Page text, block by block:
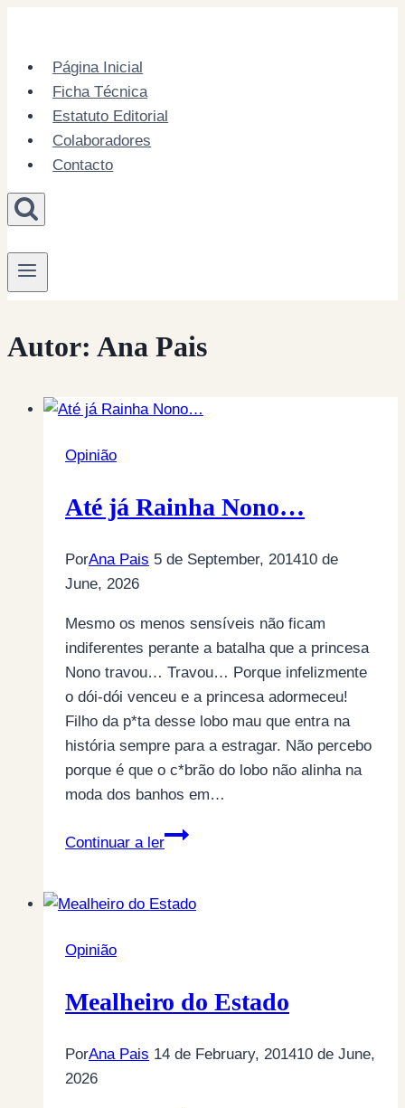
contentPágina Inicial
Ficha Técnica
Estatuto Editorial
Colaboradores
Contacto
Autor: Ana Pais
Opinião
Até já Rainha Nono…
PorAna Pais 5 de September, 201410 de
June, 2026
Mesmo os menos sensíveis não ficam
indiferentes perante a batalha que a princesa
Nono travou… Travou… Porque infelizmente
o dói-dói venceu e a princesa adormeceu!
Filho da p*ta desse lobo mau que entra na
história sempre para a estragar. Não percebo
porque é que o c*brão do lobo não alinha na
moda dos banhos em…
Continuar a ler
Até
Nono…
Opinião
Mealheiro do Estado
PorAna Pais 14 de February, 201410 de June,
2026